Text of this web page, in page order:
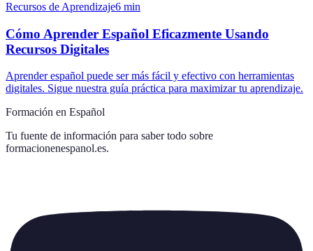
Recursos de Aprendizaje6 min
Cómo Aprender Español Eficazmente Usando
Recursos Digitales
Aprender español puede ser más fácil y efectivo con herramientas
digitales. Sigue nuestra guía práctica para maximizar tu aprendizaje.
Formación en Español
Tu fuente de información para saber todo sobre
formacionenespanol.es.